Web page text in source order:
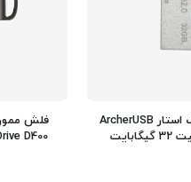
فلش مموری کینگ استار ArcherUSB
فلش